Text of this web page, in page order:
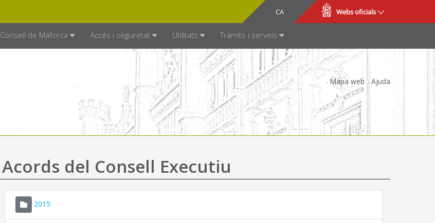
CA
ES Webs oficials
Consell de Mallorca Accés i seguretat Utilitats Tràmits i serveis
Mapa web Ajuda
Acords del Consell Executiu
2015